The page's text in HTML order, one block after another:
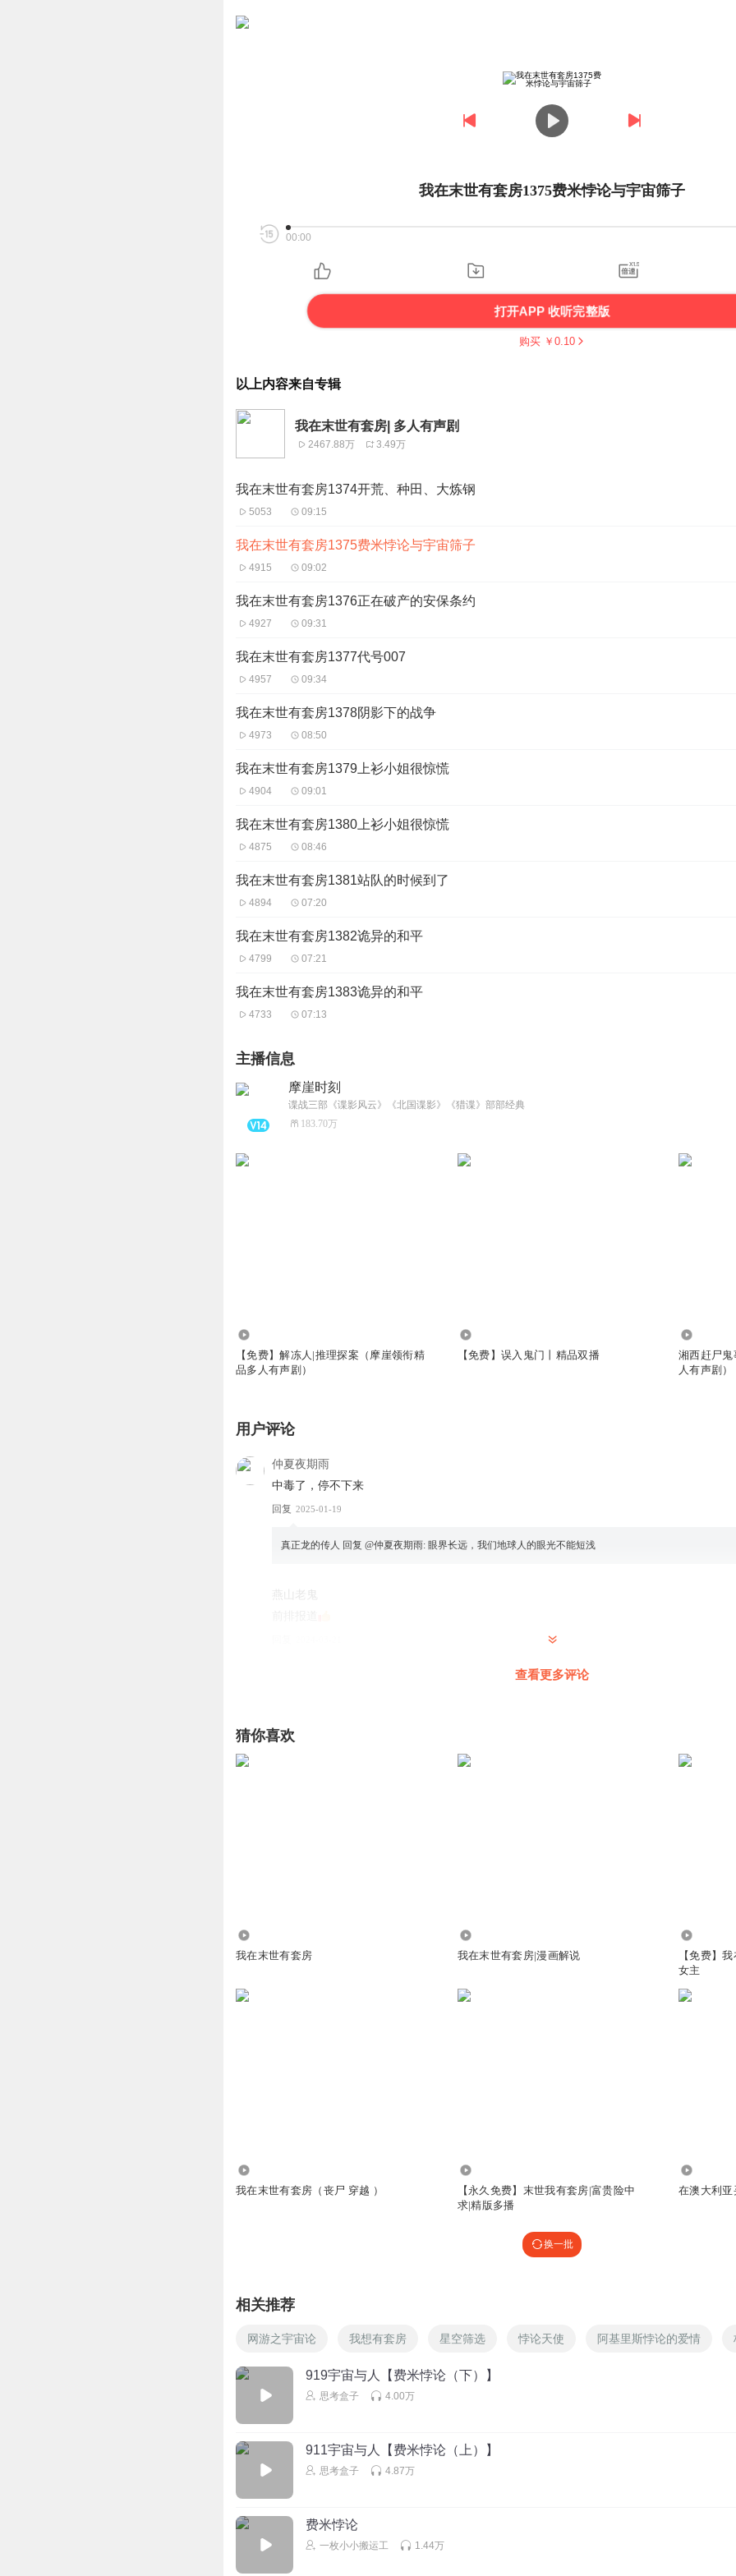
我在末世有套房1375费米悖论与宇宙筛子
00:00
打开APP 收听完整版
购买 ￥ 0.10
以上内容来自专辑
我在末世有套房| 多人有声剧
2467.88万 3.49万
我在末世有套房1374开荒、种田、大炼钢
5053 09:15
我在末世有套房1375费米悖论与宇宙筛子
4915 09:02
我在末世有套房1376正在破产的安保条约
4927 09:31
我在末世有套房1377代号007
4957 09:34
我在末世有套房1378阴影下的战争
4973 08:50
我在末世有套房1379上衫小姐很惊慌
4904 09:01
我在末世有套房1380上衫小姐很惊慌
4875 08:46
我在末世有套房1381站队的时候到了
4894 07:20
我在末世有套房1382诡异的和平
4799 07:21
我在末世有套房1383诡异的和平
4733 07:13
主播信息
摩崖时刻
谍战三部《谍影风云》《北国谍影》《猎谍》部部经典
183.70万
【免费】解冻人|推理探案（摩崖领衔精
品多人有声剧）
【免费】误入鬼门丨精品双播
湘西赶尸
人有声剧）
用户评论
仲夏夜期雨
中毒了，停不下来
回复 2025-01-19
真正龙的传人 回复 @仲夏夜期雨: 眼界长远，我们地球人的眼光不能短浅
燕山老鬼
查看更多评论
猜你喜欢
我在末世有套房 我在末世有套房|漫画解说
【免费】
女主
我在末世有套房（丧尸 穿越 ）
【永久免费】末世我有套房|富贵险中
求|精版多播
在澳大利亚
换一批
相关推荐
网游之宇宙论 我想有套房 星空筛选 悖论天使 阿基里斯悖论的爱情
919宇宙与人【费米悖论（下）】
思考盒子 4.00万
911宇宙与人【费米悖论（上）】
思考盒子 4.87万
费米悖论
一枚小小搬运工 1.44万